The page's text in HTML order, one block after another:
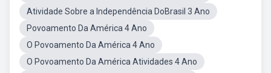
Atividade Sobre a Independência DoBrasil 3 Ano
Povoamento Da América 4 Ano
O Povoamento Da América 4 Ano
O Povoamento Da América Atividades 4 Ano